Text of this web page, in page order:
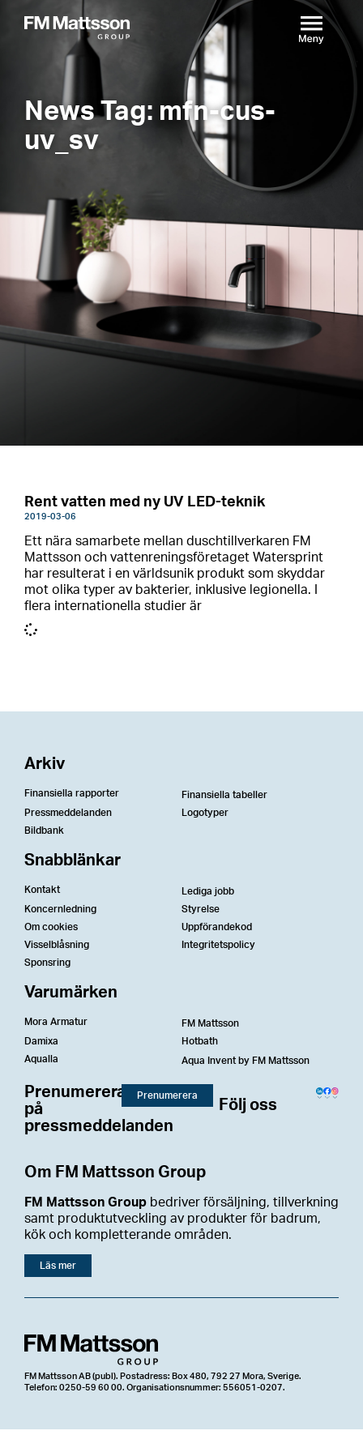
News Tag: mfn-cus-
uv_sv
Rent vatten med ny UV LED-teknik
2019-03-06
Ett nära samarbete mellan duschtillverkaren FM
Mattsson och vattenreningsföretaget Watersprint
har resulterat i en världsunik produkt som skyddar
mot olika typer av bakterier, inklusive legionella. I
flera internationella studier är
Om FM Mattsson Group
FM Mattsson Group bedriver försäljning, tillverkning
samt produktutveckling av produkter för badrum,
kök och kompletterande områden.
Läs mer
Arkiv
Finansiella rapporter
Finansiella tabeller
Pressmeddelanden
Logotyper
Bildbank
Snabblänkar
Kontakt
Lediga jobb
Koncernledning
Styrelse
Om cookies
Uppförandekod
Visselblåsning
Integritetspolicy
Sponsring
Varumärken
Mora Armatur
FM Mattsson
Damixa
Hotbath
Aqualla
Aqua Invent by FM Mattsson
Prenumerera
på
pressmeddelanden
Prenumerera
Följ oss
FM Mattsson AB (publ). Postadress: Box 480, 792 27 Mora, Sverige.
Telefon: 0250-59 60 00. Organisationsnummer: 556051-0207.